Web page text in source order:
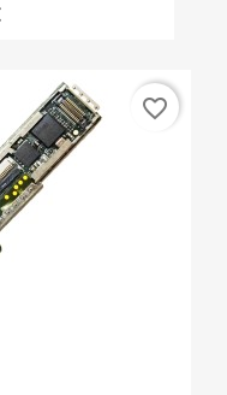
favorite_border